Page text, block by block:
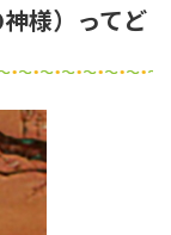
様）ってど